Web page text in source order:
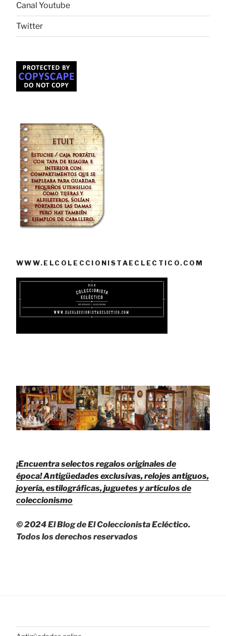
Canal Youtube
Twitter
WWW.ELCOLECCIONISTAECLECTICO.COM
¡Encuentra selectos regalos originales de
época!Antigüedades exclusivas, relojes antiguos,
joyería, estilográficas, juguetes y artículos de
coleccionismo
© 2024 El Blog de El Coleccionista Ecléctico.
Todos los derechos reservados